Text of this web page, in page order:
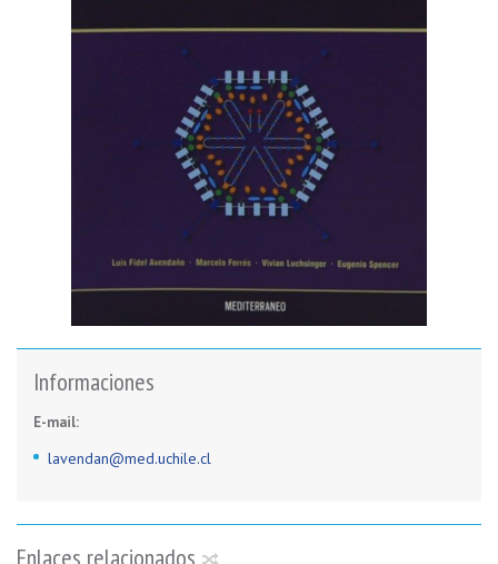
Informaciones
E-mail:
lavendan@med.uchile.cl
Enlaces relacionados